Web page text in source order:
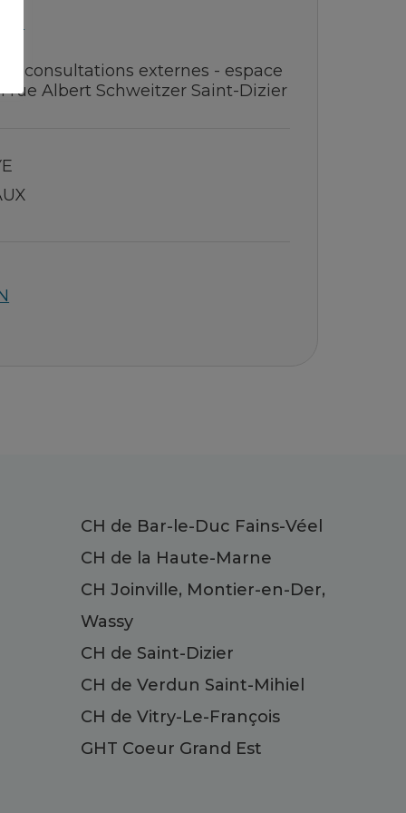
consultations externes - espace
rue Albert Schweitzer Saint-Dizier
CH de Bar-le-Duc Fains-Véel
CH de la Haute-Marne
CH Joinville, Montier-en-Der,
Wassy
CH de Saint-Dizier
CH de Verdun Saint-Mihiel
CH de Vitry-Le-François
GHT Coeur Grand Est